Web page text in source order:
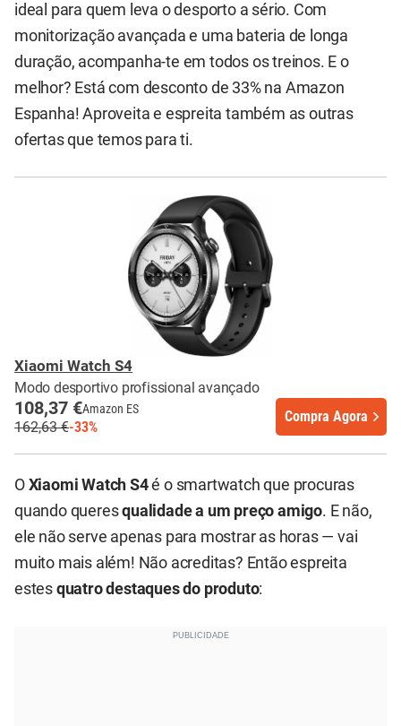
ideal para quem leva o desporto a sério. Com
monitorização avançada e uma bateria de longa
duração, acompanha-te em todos os treinos. E o
melhor? Está com desconto de 33% na Amazon
Espanha! Aproveita e espreita também as outras
ofertas que temos para ti.
Xiaomi Watch S4
Modo desportivo profissional avançado
108,37 €Amazon ES
162,63 €-33%
Compra Agora
O Xiaomi Watch S4é o smartwatch que procuras
quando queresqualidade a um preço amigo. E não,
ele não serve apenas para mostrar as horas — vai
muito mais além! Não acreditas? Então espreita
estes quatro destaques do produto: